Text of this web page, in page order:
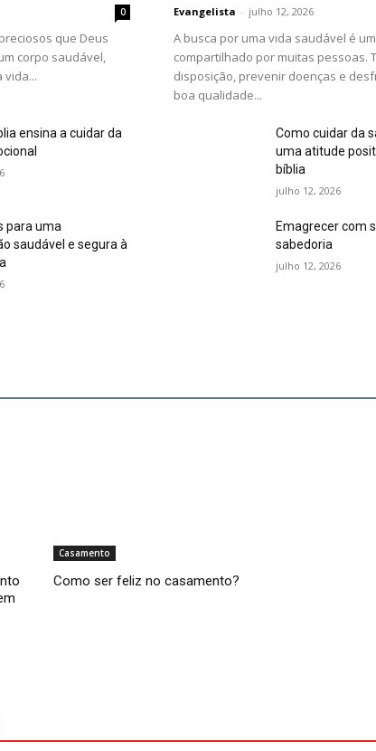
0
que Deus
corpo saudável,
vida...
Evangelista - julho 12, 2026
A busca por uma vida saudável é
compartilhado por muitas pessoas.
disposição, prevenir doenças e
boa qualidade...
ensina a cuidar da
Como cuidar da
uma atitude
bíblia
julho 12, 2026
para uma
saudável e segura à
Emagrecer com
sabedoria
julho 12, 2026
Casamento
Como ser feliz no casamento?